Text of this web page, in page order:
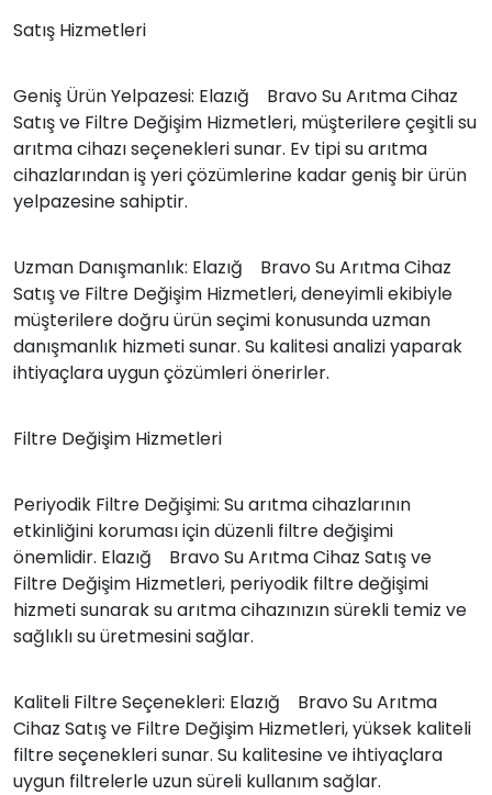
Satış Hizmetleri
Geniş Ürün Yelpazesi: Elazığ Bravo Su Arıtma Cihaz
Satış ve Filtre Değişim Hizmetleri, müşterilere çeşitli su
arıtma cihazı seçenekleri sunar. Ev tipi su arıtma
cihazlarından iş yeri çözümlerine kadar geniş bir ürün
yelpazesine sahiptir.
Uzman Danışmanlık: Elazığ Bravo Su Arıtma Cihaz
Satış ve Filtre Değişim Hizmetleri, deneyimli ekibiyle
müşterilere doğru ürün seçimi konusunda uzman
danışmanlık hizmeti sunar. Su kalitesi analizi yaparak
ihtiyaçlara uygun çözümleri önerirler.
Filtre Değişim Hizmetleri
Periyodik Filtre Değişimi: Su arıtma cihazlarının
etkinliğini koruması için düzenli filtre değişimi
önemlidir. Elazığ Bravo Su Arıtma Cihaz Satış ve
Filtre Değişim Hizmetleri, periyodik filtre değişimi
hizmeti sunarak su arıtma cihazınızın sürekli temiz ve
sağlıklı su üretmesini sağlar.
Kaliteli Filtre Seçenekleri: Elazığ Bravo Su Arıtma
Cihaz Satış ve Filtre Değişim Hizmetleri, yüksek kaliteli
filtre seçenekleri sunar. Su kalitesine ve ihtiyaçlara
uygun filtrelerle uzun süreli kullanım sağlar.